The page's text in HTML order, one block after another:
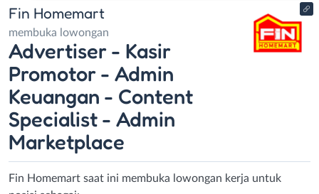
Fin Homemart
membuka lowongan
Advertiser - Kasir
Promotor - Admin
Keuangan - Content
Specialist - Admin
Marketplace
Fin Homemart saat ini membuka lowongan kerja untuk